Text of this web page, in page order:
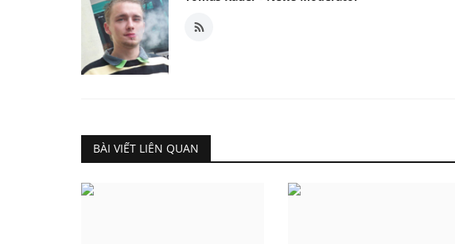
BÀI VIẾT LIÊN QUAN